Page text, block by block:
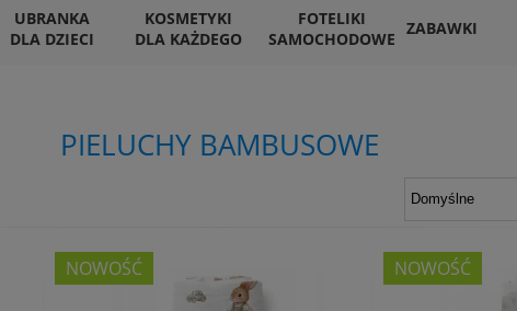
UBRANKA
DLA DZIECI
KOSMETYKI
DLA KAŻDEGO
FOTELIKI
SAMOCHODOWE ZABAWKI
PIELUCHY BAMBUSOWE
NOWOŚĆ NOWOŚĆ